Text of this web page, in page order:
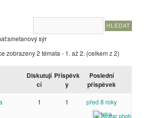
sýr
zobrazeny 2 témata - 1. až 2. (celkem z 2)
Diskutují
cí
Příspěvk
y
Poslední
příspěvek
1 1 před 8 roky
Inka